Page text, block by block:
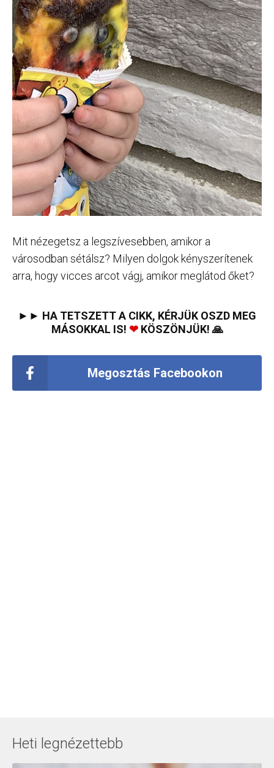
Mit nézegetsz a legszívesebben, amikor a
városodban sétálsz? Milyen dolgok kényszerítenek
arra, hogy vicces arcot vágj, amikor meglátod őket?
►► HA TETSZETT A CIKK, KÉRJÜK OSZD MEG
MÁSOKKAL IS! ❤KÖSZÖNJÜK! 🙏
Megosztás Facebookon
Heti legnézettebb